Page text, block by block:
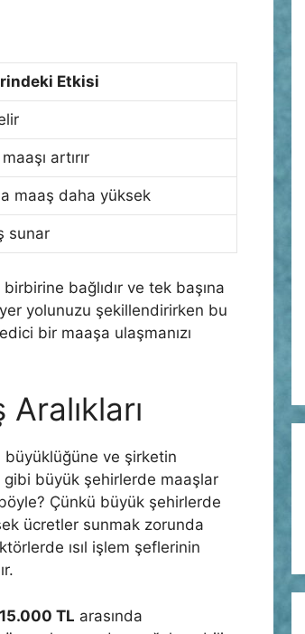
Etkisi
artırır
maaş daha yüksek
sunar
birbirine bağlıdır ve tek başına
yolunuzu şekillendirirken bu
bir maaşa ulaşmanızı
büyüklüğüne ve şirketin
gibi büyük şehirlerde maaşlar
Çünkü büyük şehirlerde
ücretler sunmak zorunda
ısıl işlem şeflerinin
15.000 TL arasında